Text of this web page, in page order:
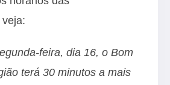
feira, dia 16, o Bom
terá 30 minutos a mais